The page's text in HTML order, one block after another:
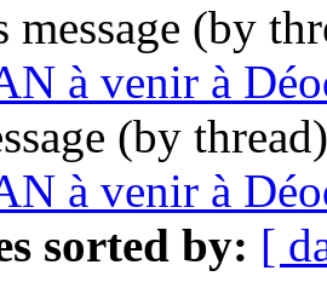
message (by
à venir à
(by
à venir à
sorted by: [